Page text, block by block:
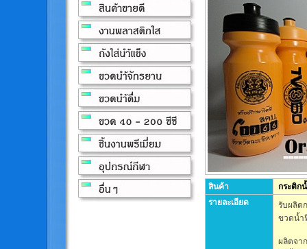
สินค้า
กระติก
รายละเอียด
รับผลิต
ขวดน้ำ
ผลิตจา